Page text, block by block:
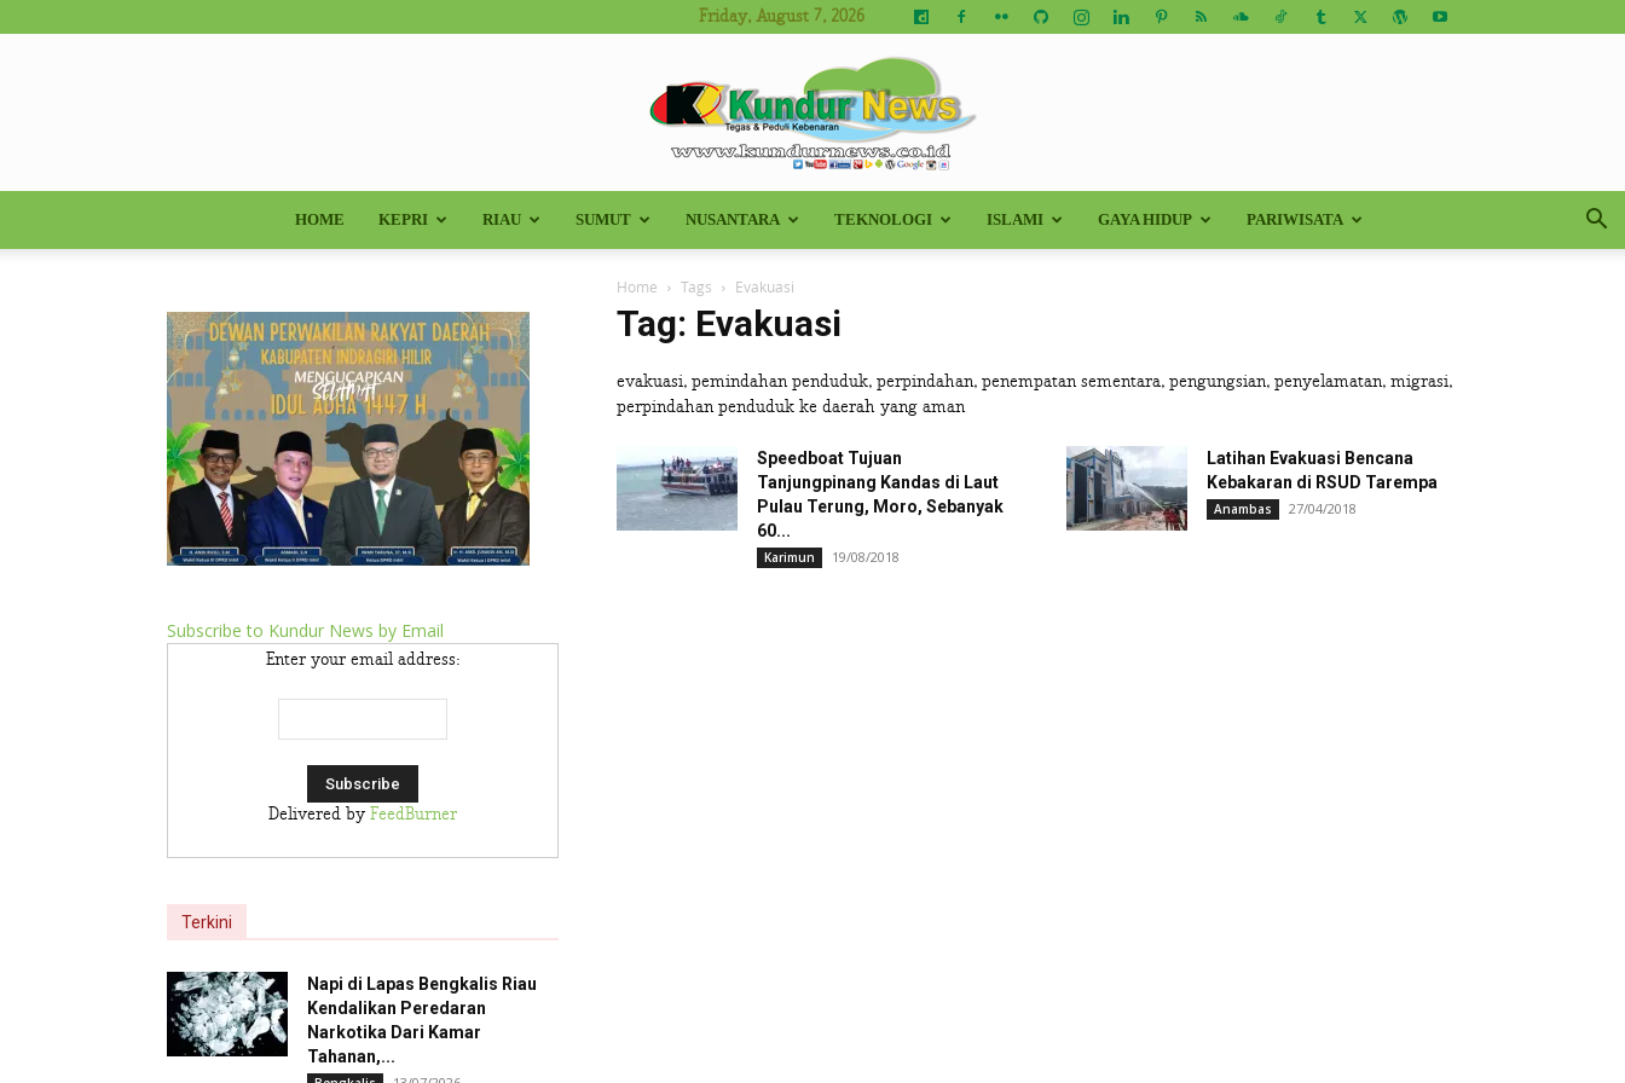
Friday, August 7, 2026
Kundur
News
HOME KEPRI RIAU SUMUT NUSANTARA TEKNOLOGI ISLAMI GAYA HIDUP PARIWISATA
Home Tags Evakuasi
Tag: Evakuasi
evakuasi, pemindahan penduduk, perpindahan, penempatan sementara, pengungsian, penyelamatan, migrasi,
perpindahan penduduk ke daerah yang aman
Speedboat Tujuan
Tanjungpinang Kandas di Laut
Pulau Terung, Moro, Sebanyak
60...
Karimun 19/08/2018
Latihan Evakuasi Bencana
Kebakaran di RSUD Tarempa
Anambas 27/04/2018
Subscribe to Kundur News by Email
Enter your email address:
Delivered by FeedBurner
Terkini
Napi di Lapas Bengkalis Riau
Kendalikan Peredaran
Narkotika Dari Kamar
Tahanan,...